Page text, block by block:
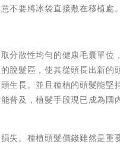
不要將冰袋直接敷在移植處。
分散性均勻的健康毛囊單位
脫髮區，使其從頭長出新的
長。並且種植的頭髮能堅
普及，植髮手段現已成為國
失。種植頭髮價錢雖然是重